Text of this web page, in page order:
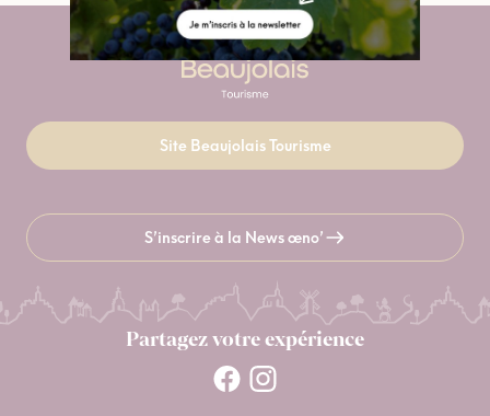
Site Beaujolais Tourisme
S’inscrire à la News œno’
Partagez votre expérience